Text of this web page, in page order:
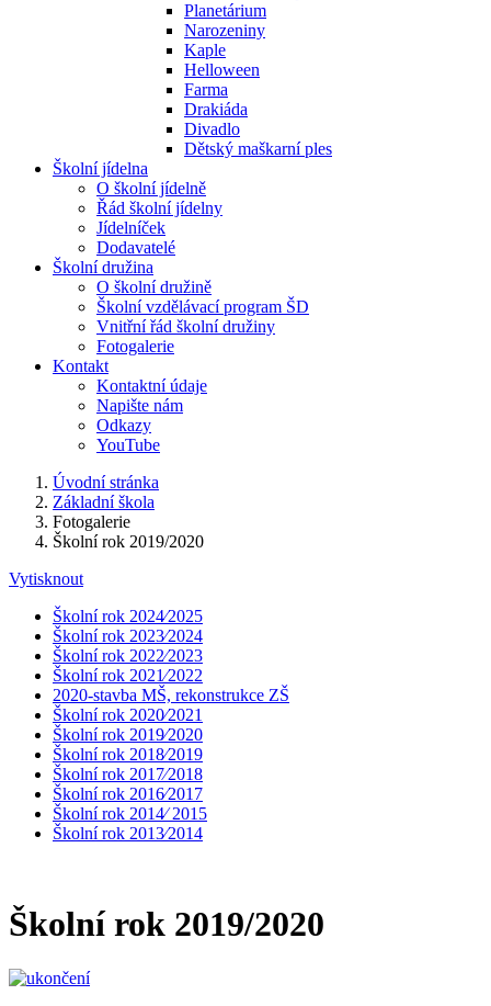
Planetárium
Narozeniny
Kaple
Helloween
Farma
Drakiáda
Divadlo
Dětský maškarní ples
Školní jídelna
O školní jídelně
Řád školní jídelny
Jídelníček
Dodavatelé
Školní družina
O školní družině
Školní vzdělávací program ŠD
Vnitřní řád školní družiny
Fotogalerie
Kontakt
Kontaktní údaje
Napište nám
Odkazy
YouTube
Úvodní stránka
Základní škola
Fotogalerie
Školní rok 2019/2020
Vytisknout
Školní rok 2024⁄2025
Školní rok 2023⁄2024
Školní rok 2022⁄2023
Školní rok 2021⁄2022
2020-stavba MŠ, rekonstrukce ZŠ
Školní rok 2020⁄2021
Školní rok 2019⁄2020
Školní rok 2018⁄2019
Školní rok 2017⁄2018
Školní rok 2016⁄2017
Školní rok 2014⁄ 2015
Školní rok 2013⁄2014
Školní rok 2019/2020